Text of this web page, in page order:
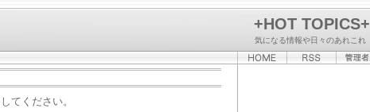
+HOT TOPICS+
気になる情報や日々のあれこれ
てください。